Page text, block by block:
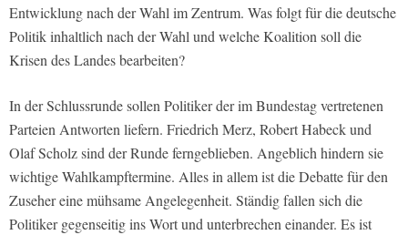
Entwicklung nach der Wahl im Zentrum. Was folgt für die deutsche
Politik inhaltlich nach der Wahl und welche Koalition soll die
Krisen des Landes bearbeiten?
In der Schlussrunde sollen Politiker der im Bundestag vertretenen
Parteien Antworten liefern. Friedrich Merz, Robert Habeck und
Olaf Scholz sind der Runde ferngeblieben. Angeblich hindern sie
wichtige Wahlkampftermine. Alles in allem ist die Debatte für den
Zuseher eine mühsame Angelegenheit. Ständig fallen sich die
Politiker gegenseitig ins Wort und unterbrechen einander. Es ist